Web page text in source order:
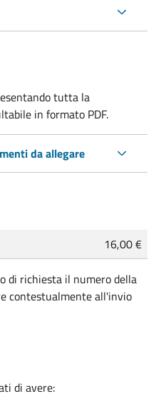
tutta la
in formato PDF.
da allegare
16,00 €
di richiesta il numero della
contestualmente all'invio
di avere: